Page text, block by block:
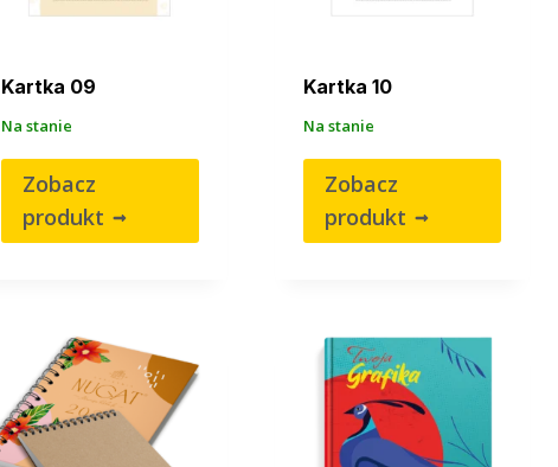
Kartka 09
Na stanie
Zobacz
produkt
Kartka 10
Na stanie
Zobacz
produkt